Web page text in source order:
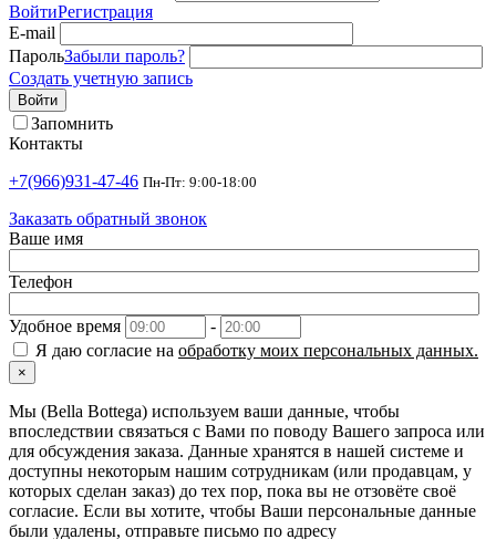
ВойтиРегистрация
E-mail
ПарольЗабыли пароль?
Создать учетную запись
Войти
Запомнить
Контакты
+7(966)931-47-46 Пн-Пт: 9:00-18:00
Заказать обратный звонок
Ваше имя
Телефон
Удобное время
-
Я даю согласие на обработку моих персональных данных.
×
Мы (Bella Bottega) используем ваши данные, чтобы
впоследствии связаться с Вами по поводу Вашего запроса или
для обсуждения заказа. Данные хранятся в нашей системе и
доступны некоторым нашим сотрудникам (или продавцам, у
которых сделан заказ) до тех пор, пока вы не отзовёте своё
согласие. Если вы хотите, чтобы Ваши персональные данные
были удалены, отправьте письмо по адресу